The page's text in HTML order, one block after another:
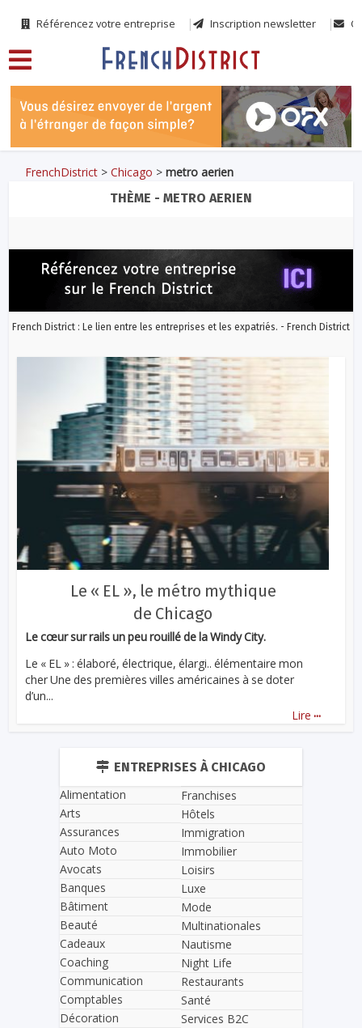
Référencez votre entreprise Inscription newsletter
FrenchDistrict >Chicago >metro aerien
THÈME - METRO AERIEN
French District : Le lien entre les entreprises et les expatriés. - French District
Le « EL », le métro mythique
de Chicago
Le cœur sur rails un peu rouillé de la Windy City.
Le « EL » : élaboré, électrique, élargi.. élémentaire mon
cher Une des premières villes américaines à se doter
d’un...
Lire ...
ENTREPRISES À CHICAGO
Alimentation
Arts
Assurances
Auto Moto
Avocats
Banques
Bâtiment
Beauté
Cadeaux
Coaching
Communication
Comptables
Décoration
Franchises
Hôtels
Immigration
Immobilier
Loisirs
Luxe
Mode
Multinationales
Nautisme
Night Life
Restaurants
Santé
Services B2C